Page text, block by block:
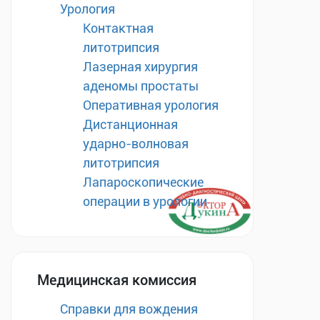
Урология
Контактная
литотрипсия
Лазерная хирургия
аденомы простаты
Оперативная урология
Дистанционная
ударно-волновая
литотрипсия
Лапароскопические
операции в урологии
Медицинская комиссия
Справки для вождения